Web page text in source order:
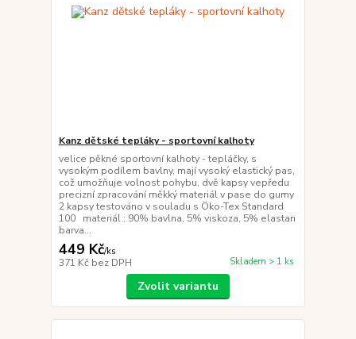
Kanz dětské tepláky - sportovní kalhoty
velice pěkné sportovní kalhoty - tepláčky, s
vysokým podílem bavlny, mají vysoký elastický pas,
což umožňuje volnost pohybu, dvě kapsy vepředu
precizní zpracování měkký materiál v pase do gumy
2 kapsy testováno v souladu s Öko-Tex Standard
100 materiál : 90% bavlna, 5% viskoza, 5% elastan
barva...
449 Kč/ks
371 Kč bez DPH Skladem > 1 ks
Zvolit variantu